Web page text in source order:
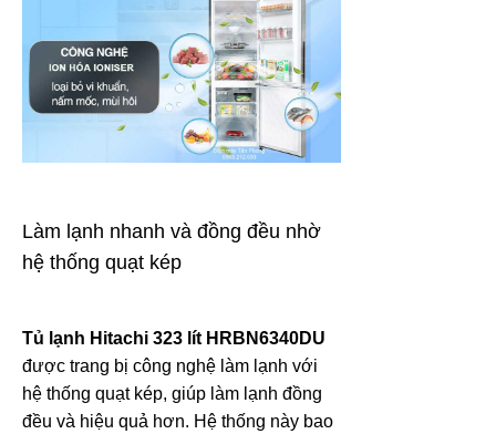
Làm lạnh nhanh và đồng đều nhờ
hệ thống quạt kép
Tủ lạnh Hitachi 323 lít HRBN6340DU
được trang bị công nghệ làm lạnh với
hệ thống quạt kép, giúp làm lạnh đồng
đều và hiệu quả hơn. Hệ thống này bao